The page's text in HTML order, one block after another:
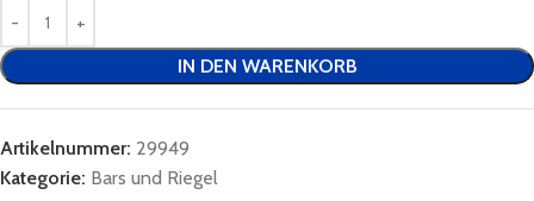
IN DEN WARENKORB
Artikelnummer: 29949
Kategorie: Bars und Riegel